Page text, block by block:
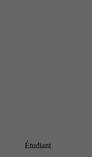
Étudiant